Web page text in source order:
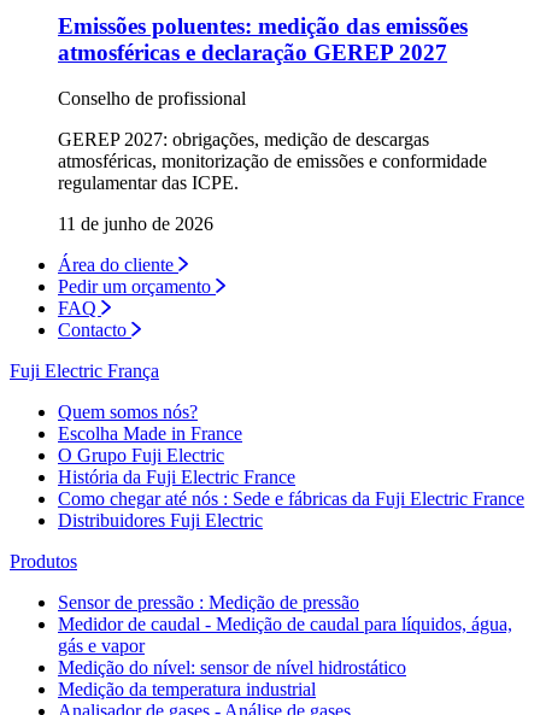
Emissões poluentes: medição das emissões
atmosféricas e declaração GEREP 2027
Conselho de profissional
GEREP 2027: obrigações, medição de descargas
atmosféricas, monitorização de emissões e conformidade
regulamentar das ICPE.
11 de junho de 2026
Área do cliente
Pedir um orçamento
FAQ
Contacto
Fuji Electric França
Quem somos nós?
Escolha Made in France
O Grupo Fuji Electric
História da Fuji Electric France
Como chegar até nós : Sede e fábricas da Fuji Electric France
Distribuidores Fuji Electric
Produtos
Sensor de pressão : Medição de pressão
Medidor de caudal - Medição de caudal para líquidos, água,
gás e vapor
Medição do nível: sensor de nível hidrostático
Medição da temperatura industrial